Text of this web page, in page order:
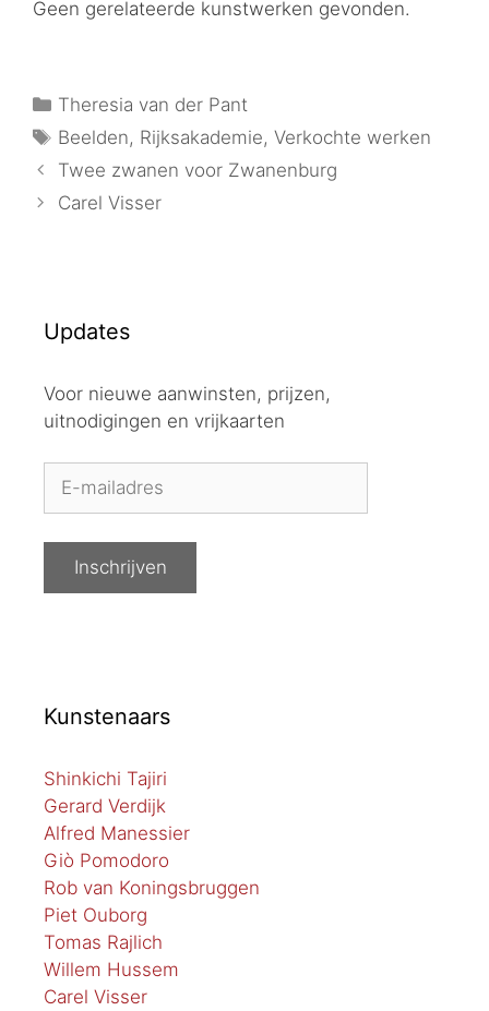
Geen gerelateerde kunstwerken gevonden.
Theresia van der Pant
Beelden, Rijksakademie,Verkochte werken
Twee zwanen voor Zwanenburg
Carel Visser
Updates
Voor nieuwe aanwinsten, prijzen,
uitnodigingen en vrijkaarten
Kunstenaars
Shinkichi Tajiri
Gerard Verdijk
Alfred Manessier
Giò Pomodoro
Rob van Koningsbruggen
Piet Ouborg
Tomas Rajlich
Willem Hussem
Carel Visser